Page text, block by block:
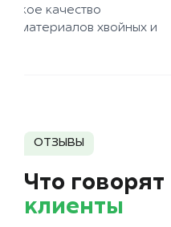
качество
хвойных и
ОТЗЫВЫ
Что говорят
клиенты